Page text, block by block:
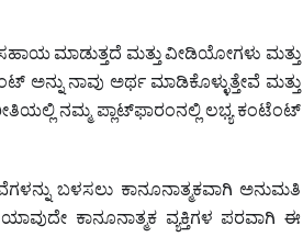
ಮಾಡುತ್ತದೆ ಮತ್ತು ವೀಡಿಯೋಗಳು ಮತ್ತು
ನಾವು ಅರ್ಥ ಮಾಡಿಕೊಳ್ಳುತ್ತೇವೆ ಮತ್ತು
ನಮ್ಮ ಪ್ಲಾಟ್‌ಫಾರಂನಲ್ಲಿ ಲಭ್ಯ ಕಂಟೆಂಟ್
ಬಳಸಲು ಕಾನೂನಾತ್ಮಕವಾಗಿ ಅನುಮತಿ
ಕಾನೂನಾತ್ಮಕ ವ್ಯಕ್ತಿಗಳ ಪರವಾಗಿ ಈ